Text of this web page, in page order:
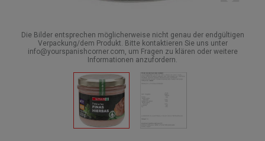
Die Bilder entsprechen möglicherweise nicht genau der endgültigen
Verpackung/dem Produkt. Bitte kontaktieren Sie uns unter
info@yourspanishcorner.com, um Fragen zu klären oder weitere
Informationen anzufordern.